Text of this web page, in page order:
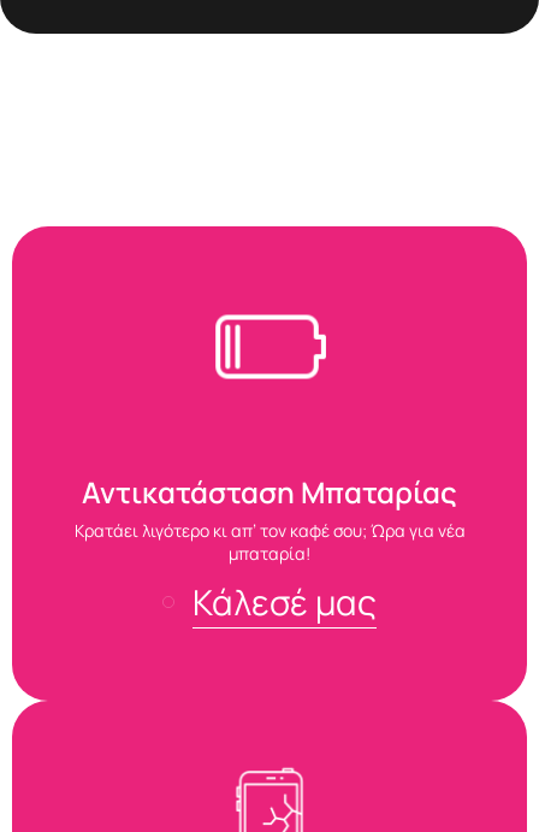
Αντικατάσταση Μπαταρίας
Κρατάει λιγότερο κι απ’ τον καφέ σου; Ώρα για νέα
μπαταρία!
Κάλεσέ μας